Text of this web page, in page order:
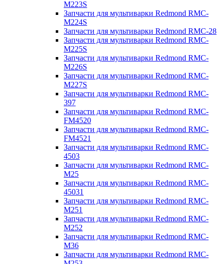
M223S
Запчасти для мультиварки Redmond RMC-
M224S
Запчасти для мультиварки Redmond RMC-28
Запчасти для мультиварки Redmond RMC-
M225S
Запчасти для мультиварки Redmond RMC-
M226S
Запчасти для мультиварки Redmond RMC-
M227S
Запчасти для мультиварки Redmond RMC-
397
Запчасти для мультиварки Redmond RMC-
FM4520
Запчасти для мультиварки Redmond RMC-
FM4521
Запчасти для мультиварки Redmond RMC-
4503
Запчасти для мультиварки Redmond RMC-
M25
Запчасти для мультиварки Redmond RMC-
45031
Запчасти для мультиварки Redmond RMC-
M251
Запчасти для мультиварки Redmond RMC-
M252
Запчасти для мультиварки Redmond RMC-
M36
Запчасти для мультиварки Redmond RMC-